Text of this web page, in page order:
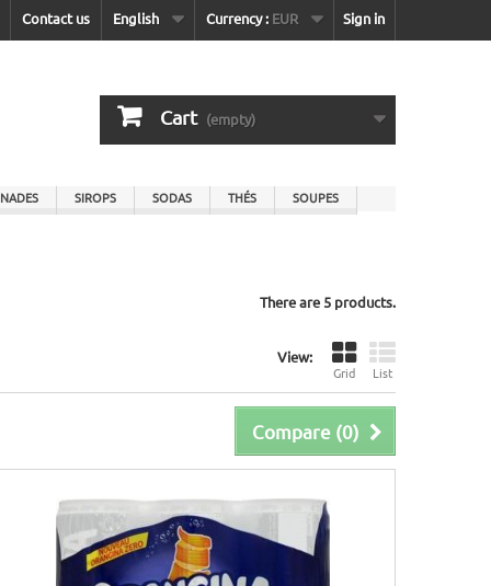
Sign in
Currency : EUR
English
Contact us
Cart (empty)
SIROPS SODAS THÉS SOUPES
There are 5 products.
View:
Grid List
Compare (0)